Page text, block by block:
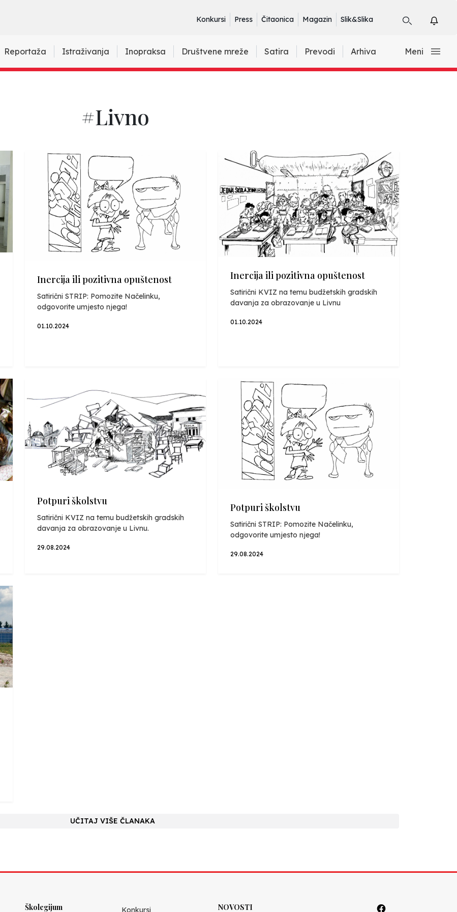
Konkursi Press Čitaonica Magazin Slik&Slika
Reportaža Istraživanja Inopraksa Društvene mreže Satira Prevodi Arhiva Meni
#Livno
Inercija ili pozitivna opuštenost
Satirični STRIP: Pomozite Načelinku,
odgovorite umjesto njega!
01.10.2024
Inercija ili pozitivna opuštenost
Satirični KVIZ na temu budžetskih gradskih
davanja za obrazovanje u Livnu
01.10.2024
Potpuri školstvu
Satirični KVIZ na temu budžetskih gradskih
davanja za obrazovanje u Livnu.
29.08.2024
Potpuri školstvu
Satirični STRIP: Pomozite Načelinku,
odgovorite umjesto njega!
29.08.2024
UČITAJ VIŠE ČLANAKA
Školegijum Konkursi NOVOSTI